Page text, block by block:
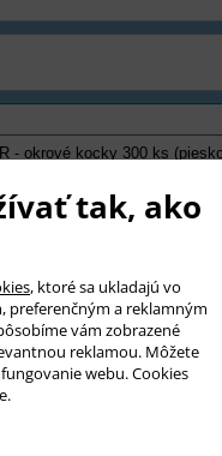
tak, ako
, ktoré sa ukladajú vo
preferenčným a reklamným
vám zobrazené
reklamou. Môžete
webu. Cookies